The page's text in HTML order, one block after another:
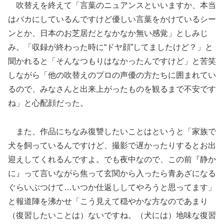
吹替えを終えて「言葉のニュアンスといいますか、本当
はバカにしているんですけど優しい言葉をかけているシー
ンとか、日本のお芝居だとなかなか無い感覚」としみじ
み。「収録が終わった時に“ドヤ顔”してましたけど？」と
聞かれると「そんなつもりはなかったんですけど」と苦笑
しながら「他の吹替えのプロの声優の方たちに囲まれてい
るので、みなさんと出来上がったものを観るまで不安です
ね」と心配顔だった。
また、作品にちなみ復讐したいことはというと「家族で
犬を飼っているんですけど、撮影で遅かったりするとお出
迎えしてくれるんですよ。でも夜中なので、この前『静か
に』って言いながら焦って玄関から入ったら青あざになる
ぐらいぶつけて…いつか仕返ししてやろうと思ってます」
と報道陣を沸かせ「こう見えて穏やかな方なのであまり
（復習したいことは）ないですね。（犬には）地味な復習